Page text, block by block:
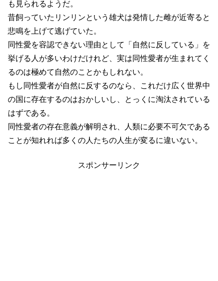
も見られるようだ。
昔飼っていたリンリンという雄犬は発情した雌が近寄ると
悲鳴を上げて逃げていた。
同性愛を容認できない理由として「自然に反している」を
挙げる人が多いわけだけれど、実は同性愛者が生まれてく
るのは極めて自然のことかもしれない。
もし同性愛者が自然に反するのなら、これだけ広く世界中
の国に存在するのはおかしいし、とっくに淘汰されている
はずである。
同性愛者の存在意義が解明され、人類に必要不可欠である
ことが知れれば多くの人たちの人生が変るに違いない。
スポンサーリンク